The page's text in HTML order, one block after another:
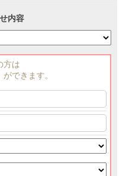
内容
方は
ができます。